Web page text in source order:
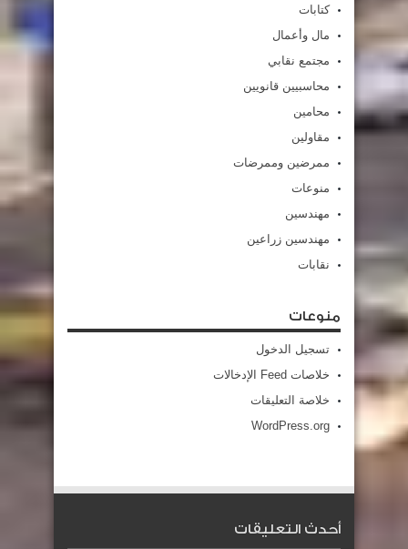
كتابات
مال وأعمال
مجتمع نقابي
محاسبيين قانويين
محامين
مقاولين
ممرضين وممرضات
منوعات
مهندسين
مهندسين زراعين
نقابات
منوعات
تسجيل الدخول
خلاصات Feed الإدخالات
خلاصة التعليقات
WordPress.org
أحدث التعليقات